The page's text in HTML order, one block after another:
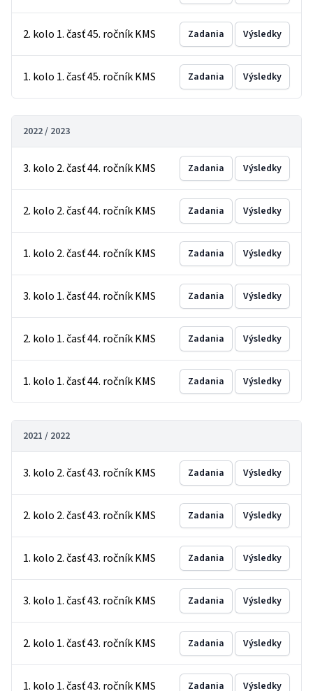
2. kolo 1. časť 45. ročník KMS Zadania Výsledky
1. kolo 1. časť 45. ročník KMS Zadania Výsledky
2022 / 2023
3. kolo 2. časť 44. ročník KMS Zadania Výsledky
2. kolo 2. časť 44. ročník KMS Zadania Výsledky
1. kolo 2. časť 44. ročník KMS Zadania Výsledky
3. kolo 1. časť 44. ročník KMS Zadania Výsledky
2. kolo 1. časť 44. ročník KMS Zadania Výsledky
1. kolo 1. časť 44. ročník KMS Zadania Výsledky
2021 / 2022
3. kolo 2. časť 43. ročník KMS Zadania Výsledky
2. kolo 2. časť 43. ročník KMS Zadania Výsledky
1. kolo 2. časť 43. ročník KMS Zadania Výsledky
3. kolo 1. časť 43. ročník KMS Zadania Výsledky
2. kolo 1. časť 43. ročník KMS Zadania Výsledky
1. kolo 1. časť 43. ročník KMS Zadania Výsledky